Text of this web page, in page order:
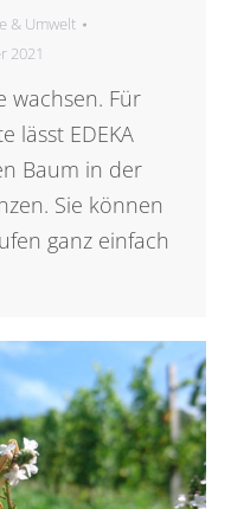
& Umwelt
2021
wachsen. Für
lässt EDEKA
Baum in der
Sie können
ganz einfach